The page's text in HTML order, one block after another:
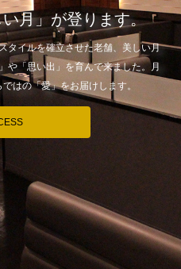
月」が登ります。
タイルを確立させた老舗、美しい月
や「思い出」を育んで来ました。月
はの「愛」をお届けします。